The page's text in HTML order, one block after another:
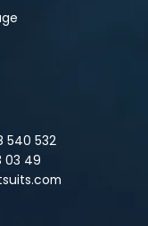
540 532
03 49